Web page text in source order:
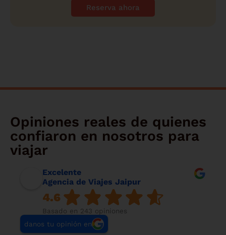
Reserva ahora
Opiniones reales de quienes
confiaron en nosotros para
viajar
Excelente
Agencia de Viajes Jaipur
4.6
Basado en 243 opiniones
danos tu opinión en